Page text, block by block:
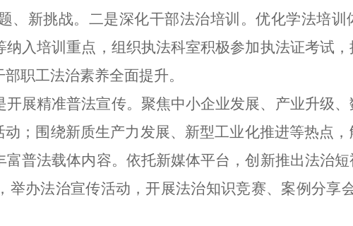
、新挑战。二是深化干部法治培训。优化学法培训
入培训重点，组织执法科室积极参加执法证考试
职工法治素养全面提升。
开展精准普法宣传。聚焦中小企业发展、产业升级
；围绕新质生产力发展、新型工业化推进等热点
普法载体内容。依托新媒体平台，创新推出法治
办法治宣传活动，开展法治知识竞赛、案例分享